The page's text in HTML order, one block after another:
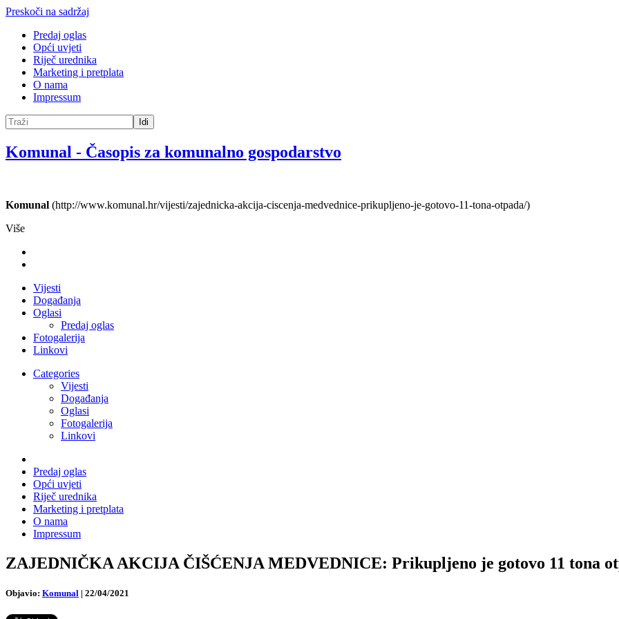
Preskoči na sadržaj
Predaj oglas
Opći uvjeti
Riječ urednika
Marketing i pretplata
O nama
Impressum
Idi
Komunal - Časopis za komunalno gospodarstvo
Komunal (http://www.komunal.hr/vijesti/zajednicka-akcija-ciscenja-medvednice-prikupljeno-je-gotovo-11-tona-otpada/)
Više
Vijesti
Događanja
Oglasi
Predaj oglas
Fotogalerija
Linkovi
Categories
Vijesti
Događanja
Oglasi
Fotogalerija
Linkovi
Predaj oglas
Opći uvjeti
Riječ urednika
Marketing i pretplata
O nama
Impressum
ZAJEDNIČKA AKCIJA ČIŠĆENJA MEDVEDNICE: Prikupljeno je gotovo 11 tona
Objavio: Komunal | 22/04/2021